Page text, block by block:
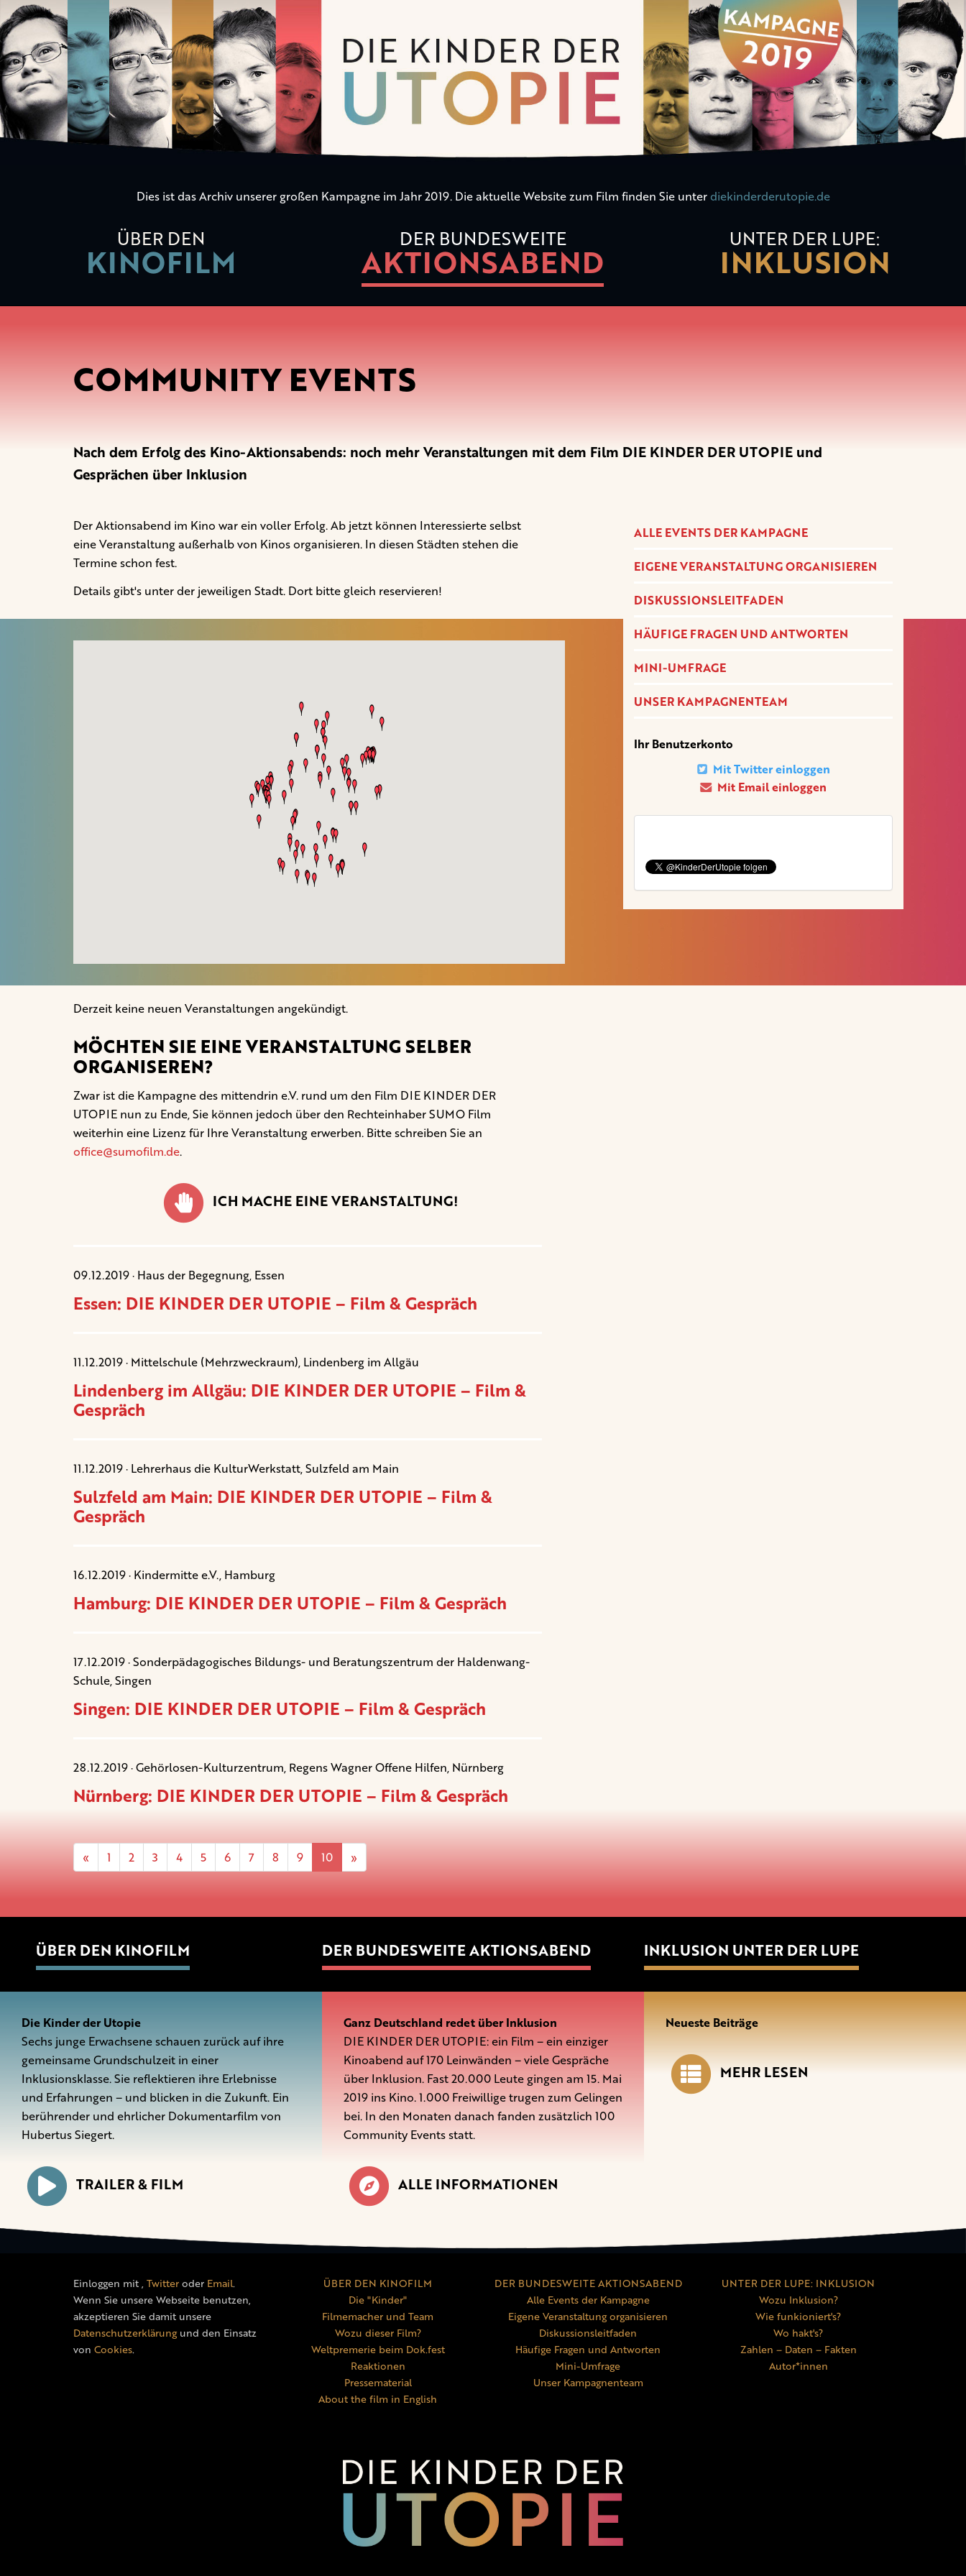
Die
Kinder
der
Utopie
Dies ist das Archiv unserer großen Kampagne im Jahr 2019. Die aktuelle Website zum Film finden Sie unter diekinderderutopie.de
ÜBER DEN
KINOFILM
DER BUNDESWEITE
AKTIONSABEND
UNTER DER LUPE:
INKLUSION
COMMUNITY EVENTS
Nach dem Erfolg des Kino-Aktionsabends: noch mehr Veranstaltungen mit dem Film DIE KINDER DER UTOPIE und
Gesprächen über Inklusion
Der Aktionsabend im Kino war ein voller Erfolg. Ab jetzt können Interessierte selbst
eine Veranstaltung außerhalb von Kinos organisieren. In diesen Städten stehen die
Termine schon fest.
Details gibt's unter der jeweiligen Stadt. Dort bitte gleich reservieren!
Derzeit keine neuen Veranstaltungen angekündigt.
MÖCHTEN SIE EINE VERANSTALTUNG SELBER
ORGANISEREN?
Zwar ist die Kampagne des mittendrin e.V. rund um den Film DIE KINDER DER
UTOPIE nun zu Ende, Sie können jedoch über den Rechteinhaber SUMO Film
weiterhin eine Lizenz für Ihre Veranstaltung erwerben. Bitte schreiben Sie an
office@sumofilm.de.
ICH MACHE EINE VERANSTALTUNG!
09.12.2019 · Haus der Begegnung, Essen
Essen: DIE KINDER DER UTOPIE – Film & Gespräch
11.12.2019 · Mittelschule (Mehrzweckraum), Lindenberg im Allgäu
Lindenberg im Allgäu: DIE KINDER DER UTOPIE – Film &
Gespräch
11.12.2019 · Lehrerhaus die KulturWerkstatt, Sulzfeld am Main
Sulzfeld am Main: DIE KINDER DER UTOPIE – Film &
Gespräch
16.12.2019 · Kindermitte e.V., Hamburg
Hamburg: DIE KINDER DER UTOPIE – Film & Gespräch
17.12.2019 · Sonderpädagogisches Bildungs- und Beratungszentrum der Haldenwang-
Schule, Singen
Singen: DIE KINDER DER UTOPIE – Film & Gespräch
28.12.2019 · Gehörlosen-Kulturzentrum, Regens Wagner Offene Hilfen, Nürnberg
Nürnberg: DIE KINDER DER UTOPIE – Film & Gespräch
« 1 2 3 4 5 6 7 8 9 10 »
ALLE EVENTS DER KAMPAGNE
EIGENE VERANSTALTUNG ORGANISIEREN
DISKUSSIONSLEITFADEN
HÄUFIGE FRAGEN UND ANTWORTEN
MINI-UMFRAGE
UNSER KAMPAGNENTEAM
Ihr Benutzerkonto
Mit Twitter einloggen
Mit Email einloggen
ÜBER DEN KINOFILM
Die Kinder der Utopie
Sechs junge Erwachsene schauen zurück auf ihre
gemeinsame Grundschulzeit in einer
Inklusionsklasse. Sie reflektieren ihre Erlebnisse
und Erfahrungen – und blicken in die Zukunft. Ein
berührender und ehrlicher Dokumentarfilm von
Hubertus Siegert.
TRAILER & FILM
DER BUNDESWEITE AKTIONSABEND
Ganz Deutschland redet über Inklusion
DIE KINDER DER UTOPIE: ein Film – ein einziger
Kinoabend auf 170 Leinwänden – viele Gespräche
über Inklusion. Fast 20.000 Leute gingen am 15. Mai
2019 ins Kino. 1.000 Freiwillige trugen zum Gelingen
bei. In den Monaten danach fanden zusätzlich 100
Community Events statt.
ALLE INFORMATIONEN
INKLUSION UNTER DER LUPE
Neueste Beiträge
MEHR LESEN
Einloggen mit, Twitteroder Email.
Wenn Sie unsere Webseite benutzen,
akzeptieren Sie damit unsere
Datenschutzerklärungund den Einsatz
von Cookies.
ÜBER DEN KINOFILM
Die "Kinder"
Filmemacher und Team
Wozu dieser Film?
Weltpremerie beim Dok.fest
Reaktionen
Pressematerial
About the film in English
DER BUNDESWEITE AKTIONSABEND
Alle Events der Kampagne
Eigene Veranstaltung organisieren
Diskussionsleitfaden
Häufige Fragen und Antworten
Mini-Umfrage
Unser Kampagnenteam
UNTER DER LUPE: INKLUSION
Wozu Inklusion?
Wie funkioniert's?
Wo hakt's?
Zahlen – Daten – Fakten
Autor*innen